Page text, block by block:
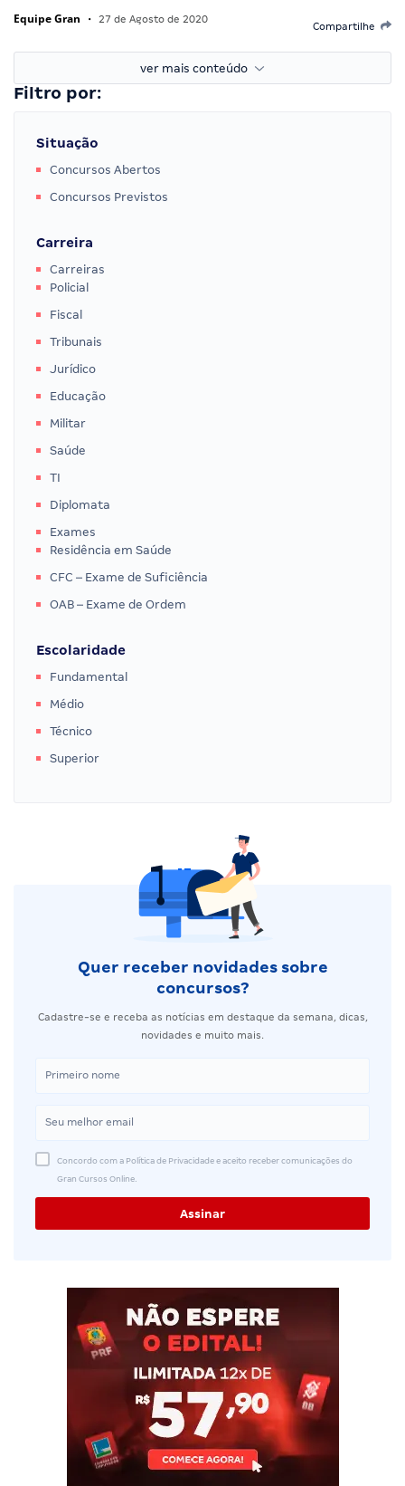
Equipe Gran • 27 de Agosto de 2020
Compartilhe
ver mais conteúdo
Filtro por:
Situação
Concursos Abertos
Concursos Previstos
Carreira
Carreiras
Policial
Fiscal
Tribunais
Jurídico
Educação
Militar
Saúde
TI
Diplomata
Exames
Residência em Saúde
CFC – Exame de Suficiência
OAB – Exame de Ordem
Escolaridade
Fundamental
Médio
Técnico
Superior
Quer receber novidades sobre
concursos?
Cadastre-se e receba as notícias em destaque da semana, dicas,
novidades e muito mais.
Concordo com a Política de Privacidade e aceito receber comunicações do
Gran Cursos Online.